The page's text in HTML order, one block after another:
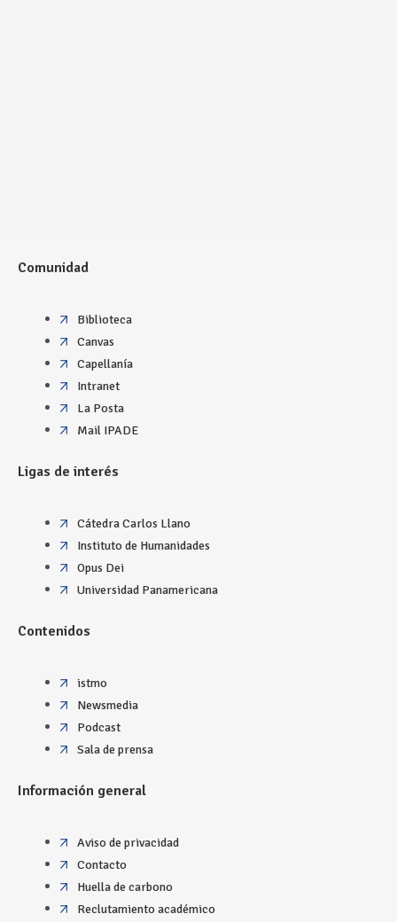
Comunidad
Biblioteca
Canvas
Capellanía
Intranet
La Posta
Mail IPADE
Ligas de interés
Cátedra Carlos Llano
Instituto de Humanidades
Opus Dei
Universidad Panamericana
Contenidos
istmo
Newsmedia
Podcast
Sala de prensa
Información general
Aviso de privacidad
Contacto
Huella de carbono
Reclutamiento académico